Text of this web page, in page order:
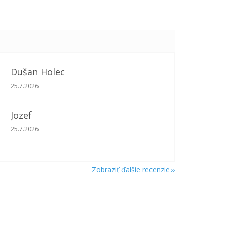
Dušan Holec
Hodnotenie obchodu je 5 z 5 hviezdičiek.
25.7.2026
Jozef
Hodnotenie obchodu je 5 z 5 hviezdičiek.
25.7.2026
Zobraziť ďalšie recenzie